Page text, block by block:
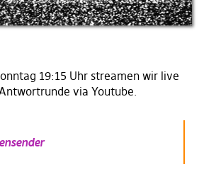
19:15 Uhr streamen wir live
via Youtube.